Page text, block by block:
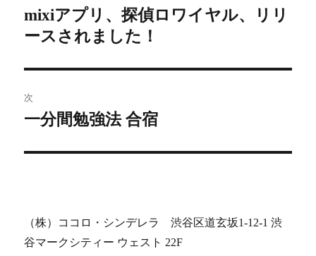
稿
ナ
ビ
ゲ
ー
シ
ン
前
の
稿:
mixiアプリ、探偵ロワイヤル、リリ
ースされました！
次
次
一分間勉強法 合宿
（株）ココロ・シンデレラ 渋谷区道玄坂1-12-1 渋
谷マークシティー ウェスト 22F